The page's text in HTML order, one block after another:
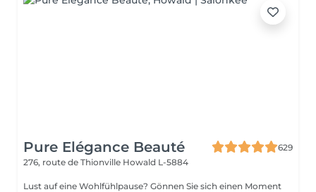
Pure Elégance Beauté
629
276, route de Thionville Howald L-5884
Lust auf eine Wohlfühlpause? Gönnen Sie sich einen Moment